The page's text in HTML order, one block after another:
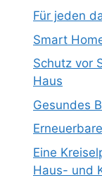
Für jeden
Smart
Schutz vor
Haus
Gesundes
Eine
Haus- und